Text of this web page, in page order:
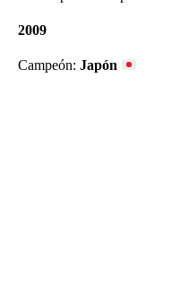
2009
Campeón: Japón